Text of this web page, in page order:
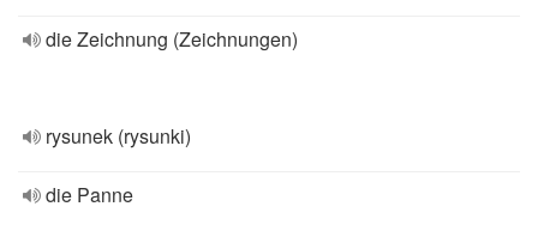
die Zeichnung (Zeichnungen)
rysunek (rysunki)
die Panne